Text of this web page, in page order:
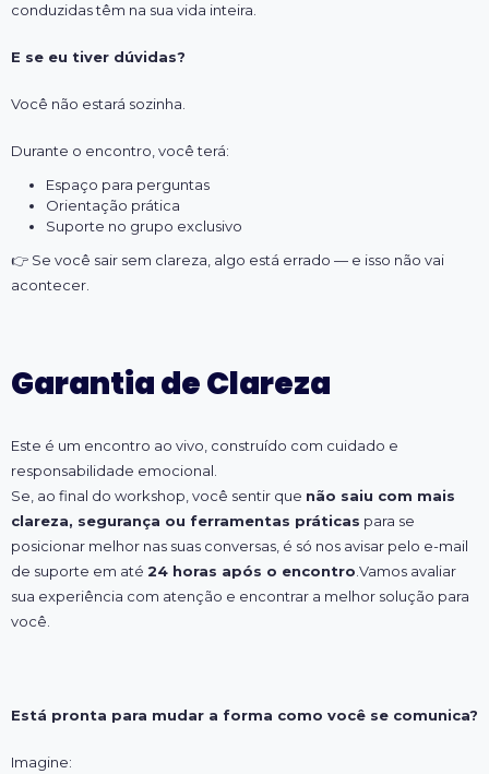
conduzidas têm na sua vida inteira.
E se eu tiver dúvidas?
Você não estará sozinha.
Durante o encontro, você terá:
Espaço para perguntas
Orientação prática
Suporte no grupo exclusivo
👉 Se você sair sem clareza, algo está errado — e isso não vai
acontecer.
Garantia de Clareza
Este é um encontro ao vivo, construído com cuidado e
responsabilidade emocional.
Se, ao final do workshop, você sentir que não saiu com mais
clareza, segurança ou ferramentas práticas para se
posicionar melhor nas suas conversas, é só nos avisar pelo e-mail
de suporte em até 24 horas após o encontro.Vamos avaliar
sua experiência com atenção e encontrar a melhor solução para
você.
Está pronta para mudar a forma como você se comunica?
Imagine: